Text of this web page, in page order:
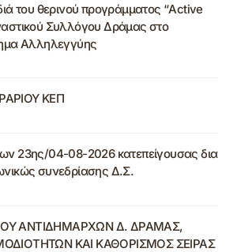
του θερινού προγράμματος “Active
Συλλόγου Δράμας στο
Αλληλεγγύης
ΚΕΠ
23ης/04-08-2026 κατεπείγουσας δια
συνεδρίασης Δ.Σ.
ΑΝΤΙΔΗΜΑΡΧΩΝ Δ. ΔΡΑΜΑΣ,
ΚΑΙ ΚΑΘΟΡΙΣΜΟΣ ΣΕΙΡΑΣ